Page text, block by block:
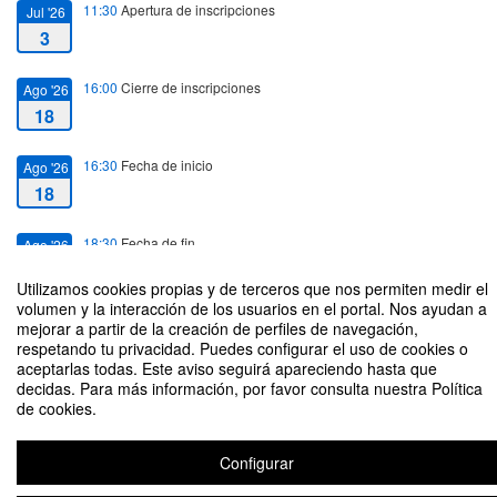
Utilizamos cookies propias y de terceros que nos permiten medir el
volumen y la interacción de los usuarios en el portal. Nos ayudan a
mejorar a partir de la creación de perfiles de navegación,
respetando tu privacidad. Puedes configurar el uso de cookies o
aceptarlas todas. Este aviso seguirá apareciendo hasta que
decidas. Para más información, por favor consulta nuestra Política
de cookies.
Configurar
Jul '26
3
11:30 Apertura de inscripciones
Ago '26
18
16:00 Cierre de inscripciones
Ago '26
18
16:30 Fecha de inicio
Ago '26 18:30 Fecha de fin
Disput.ar en e ámbito digital